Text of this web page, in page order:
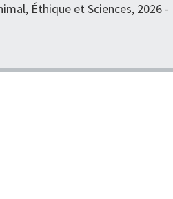
Éthique et Sciences, 2026 -